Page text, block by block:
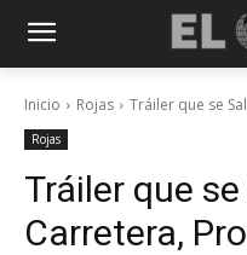
Inicio Rojas Tráiler que se
Rojas
Tráiler que
Carretera,